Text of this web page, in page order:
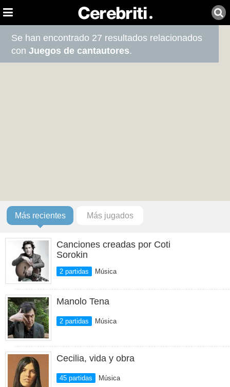
Se han encontrado 27 resultados relacionados
conJuegos de cantautores.
Más recientes Más jugados
Canciones creadas por Coti
Sorokin
2 partidas Música
Manolo Tena
2 partidas Música
Cecilia, vida y obra
45 partidas Música